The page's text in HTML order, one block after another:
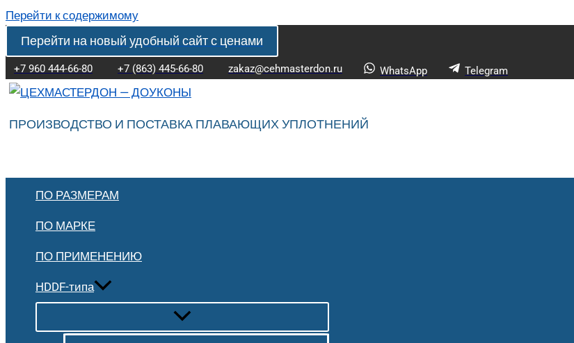
Перейти к содержимому
Перейти на новый удобный сайт с ценами
+7 960 444-66-80 +7 (863) 445-66-80 zakaz@cehmasterdon.ru WhatsApp Telegram
ПРОИЗВОДСТВО И ПОСТАВКА ПЛАВАЮЩИХ УПЛОТНЕНИЙ
ПО РАЗМЕРАМ
ПО МАРКЕ
ПО ПРИМЕНЕНИЮ
HDDF-типа